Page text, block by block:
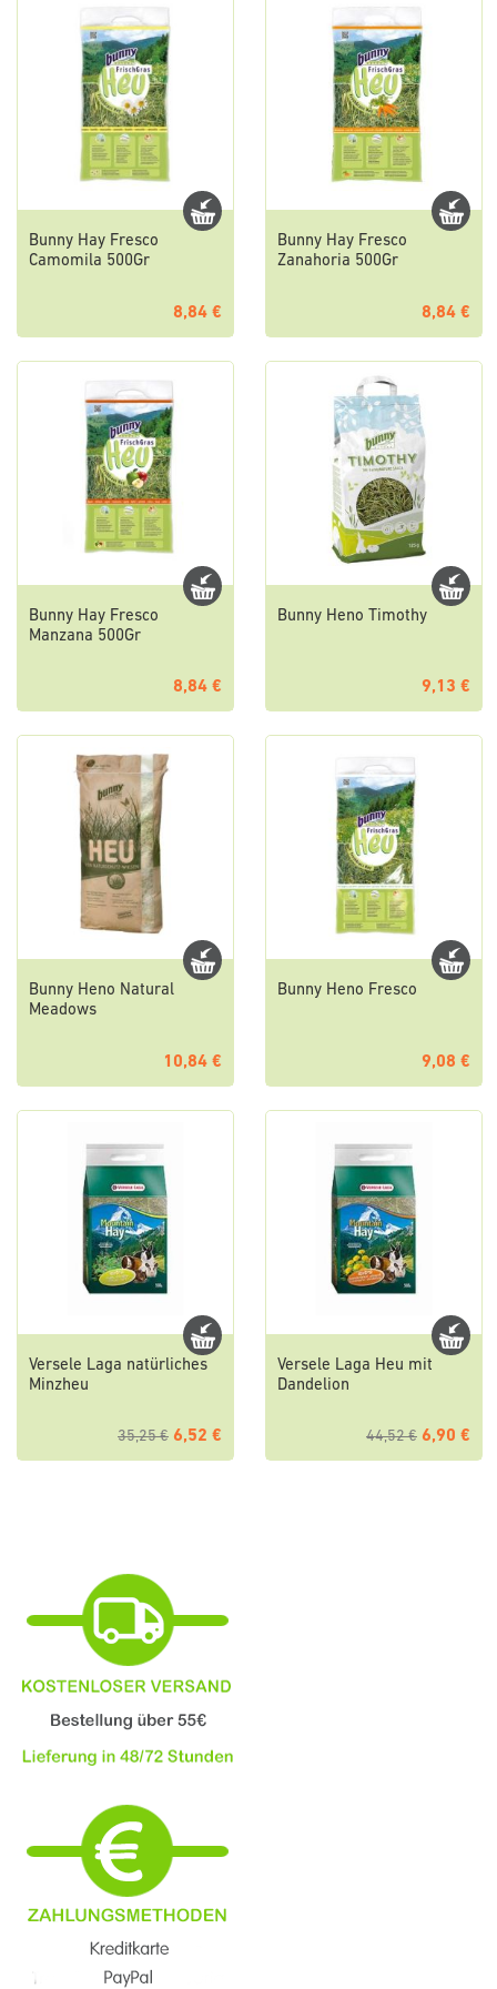
Bunny Hay Fresco
Camomila 500Gr
8,84 €
Bunny Hay Fresco
Zanahoria 500Gr
8,84 €
Bunny Hay Fresco
Manzana 500Gr
8,84 €
Bunny Heno Timothy
9,13 €
Bunny Heno Natural
Meadows
10,84 €
Bunny Heno Fresco
9,08 €
Versele Laga natürliches
Minzheu
35,25 € 6,52 €
Versele Laga Heu mit
Dandelion
44,52 € 6,90 €